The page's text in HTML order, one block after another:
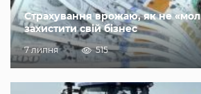
Страхування врожаю, як не
захистити свій бізнес
7 липня 515